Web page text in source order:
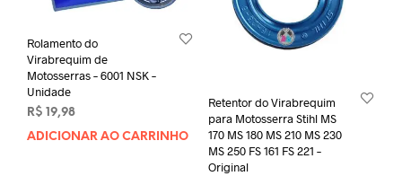
Rolamento do
Virabrequim de
Motosserras – 6001 NSK –
Unidade
R$ 19,98
ADICIONAR AO CARRINHO
Retentor do Virabrequim
para Motosserra Stihl MS
170 MS 180 MS 210 MS 230
MS 250 FS 161 FS 221 –
Original